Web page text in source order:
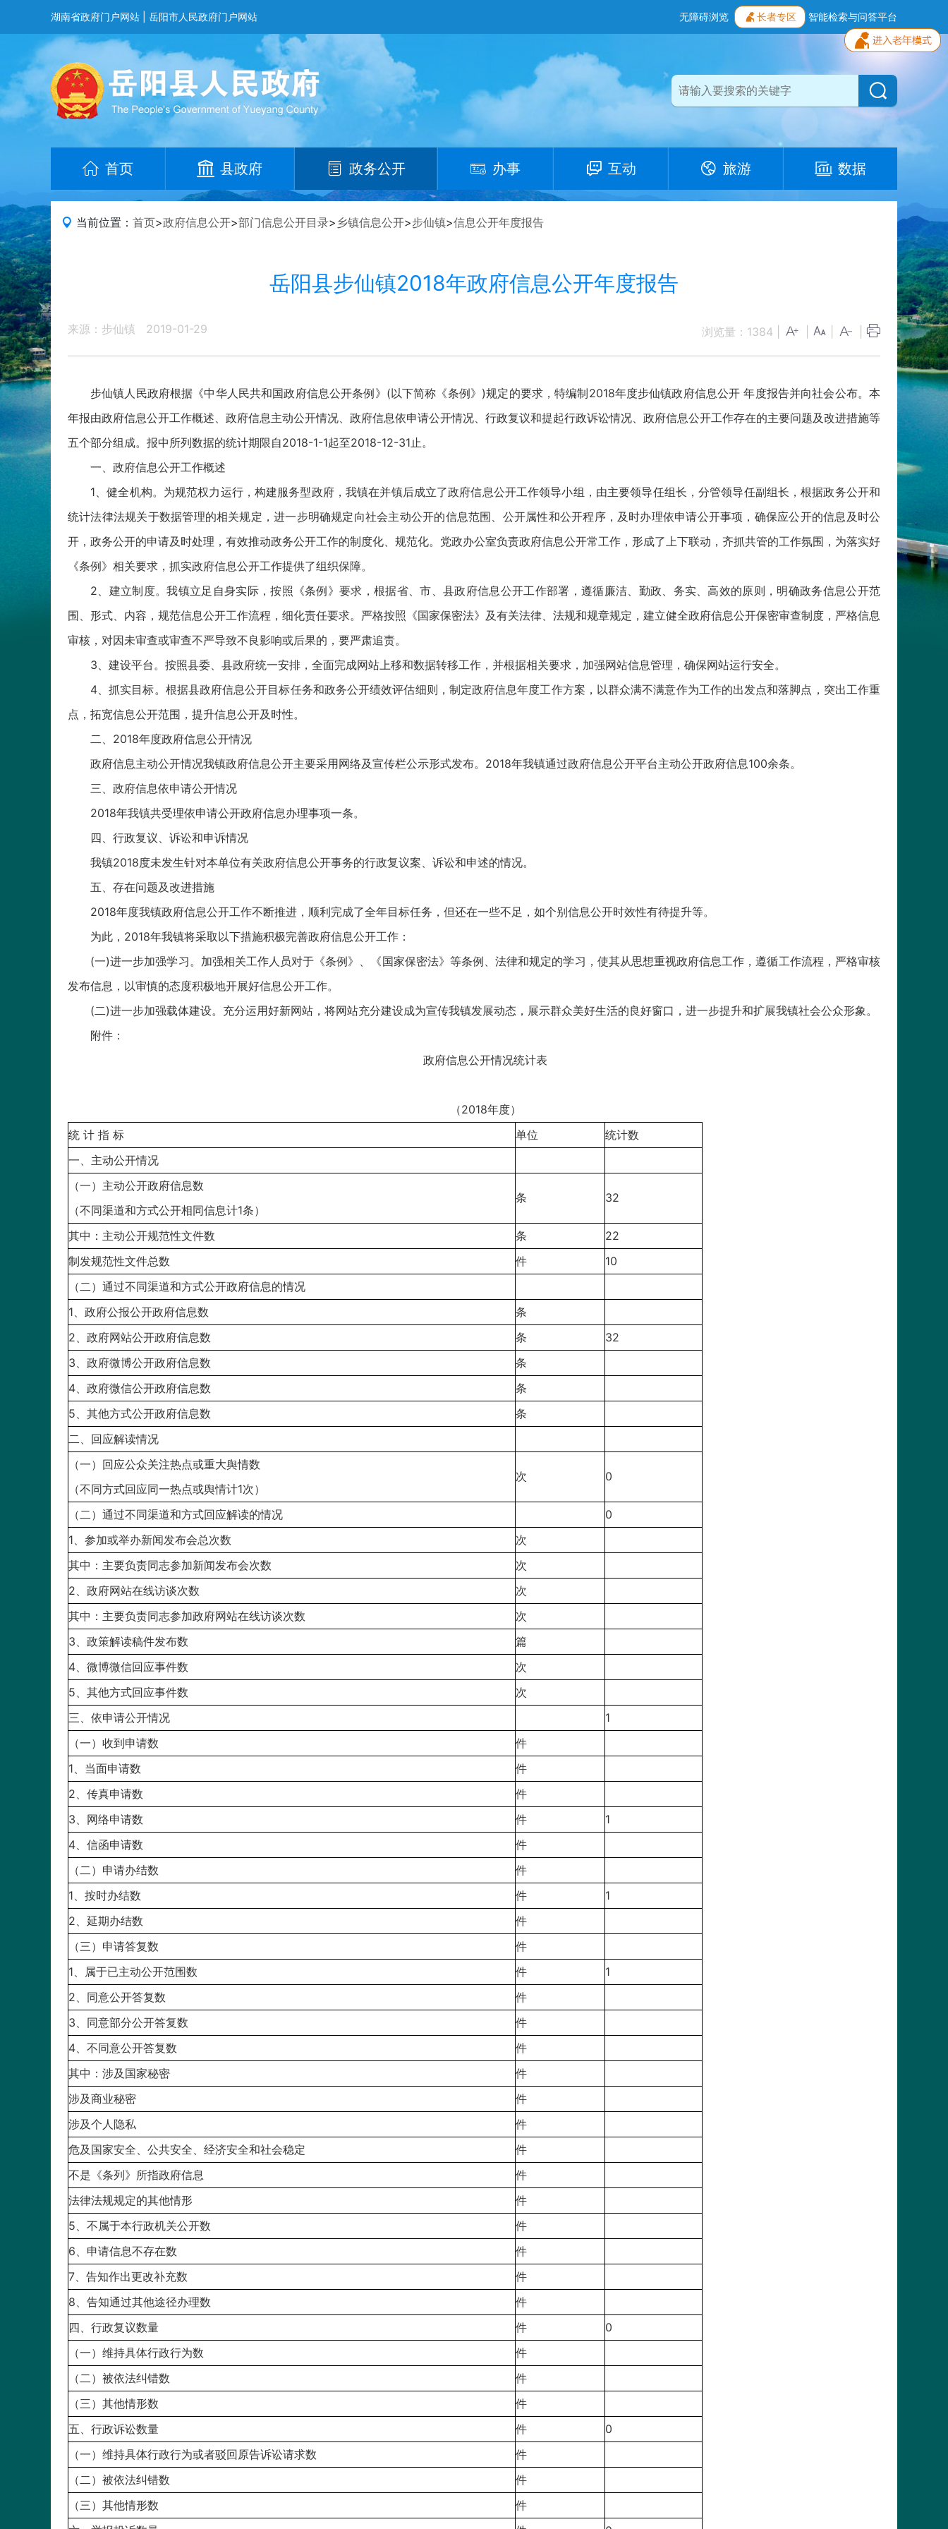
湖南省政府门户网站 岳阳市人民政府门户网站 无障碍浏览 长者专区 智能检索与问答平台
首页 县政府 政务公开 办事 互动 旅游 数据
当前位置： 首页>政府信息公开>部门信息公开目录> 乡镇信息公开>步仙镇>信息公开年度报告
岳阳县步仙镇2018年政府信息公开年度报告
来源：步仙镇 2019-01-29 浏览量： 1384
步仙镇人民政府根据《中华人民共和国政府信息公开条例》(以下简称《条例》)规定的要求，特编制2018年度步仙镇政府信息公开 年度报告并向社会公布。本
年报由政府信息公开工作概述、政府信息主动公开情况、政府信息依申请公开情况、行政复议和提起行政诉讼情况、政府信息公开工作存在的主要问题及改进措施等
五个部分组成。报中所列数据的统计期限自2018-1-1起至2018-12-31止。
一、政府信息公开工作概述
1、健全机构。为规范权力运行，构建服务型政府，我镇在并镇后成立了政府信息公开工作领导小组，由主要领导任组长，分管领导任副组长，根据政务公开和
统计法律法规关于数据管理的相关规定，进一步明确规定向社会主动公开的信息范围、公开属性和公开程序，及时办理依申请公开事项，确保应公开的信息及时公
开，政务公开的申请及时处理，有效推动政务公开工作的制度化、规范化。党政办公室负责政府信息公开常工作，形成了上下联动，齐抓共管的工作氛围，为落实好
《条例》相关要求，抓实政府信息公开工作提供了组织保障。
2、建立制度。我镇立足自身实际，按照《条例》要求，根据省、市、县政府信息公开工作部署，遵循廉洁、勤政、务实、高效的原则，明确政务信息公开范
围、形式、内容，规范信息公开工作流程，细化责任要求。严格按照《国家保密法》及有关法律、法规和规章规定，建立健全政府信息公开保密审查制度，严格信息
审核，对因未审查或审查不严导致不良影响或后果的，要严肃追责。
3、建设平台。按照县委、县政府统一安排，全面完成网站上移和数据转移工作，并根据相关要求，加强网站信息管理，确保网站运行安全。
4、抓实目标。根据县政府信息公开目标任务和政务公开绩效评估细则，制定政府信息年度工作方案，以群众满不满意作为工作的出发点和落脚点，突出工作重
点，拓宽信息公开范围，提升信息公开及时性。
二、2018年度政府信息公开情况
政府信息主动公开情况我镇政府信息公开主要采用网络及宣传栏公示形式发布。2018年我镇通过政府信息公开平台主动公开政府信息100余条。
三、政府信息依申请公开情况
2018年我镇共受理依申请公开政府信息办理事项一条。
四、行政复议、诉讼和申诉情况
我镇2018度未发生针对本单位有关政府信息公开事务的行政复议案、诉讼和申述的情况。
五、存在问题及改进措施
2018年度我镇政府信息公开工作不断推进，顺利完成了全年目标任务，但还在一些不足，如个别信息公开时效性有待提升等。
为此，2018年我镇将采取以下措施积极完善政府信息公开工作：
(一)进一步加强学习。加强相关工作人员对于《条例》、《国家保密法》等条例、法律和规定的学习，使其从思想重视政府信息工作，遵循工作流程，严格审核
发布信息，以审慎的态度积极地开展好信息公开工作。
(二)进一步加强载体建设。充分运用好新网站，将网站充分建设成为宣传我镇发展动态，展示群众美好生活的良好窗口，进一步提升和扩展我镇社会公众形象。
附件：
政府信息公开情况统计表
（2018年度）
统 计 指 标
单位
统计数
一、主动公开情况
（一）主动公开政府信息数
（不同渠道和方式公开相同信息计1条）
条 32
其中：主动公开规范性文件数 条
22
制发规范性文件总数
件
10
（二）通过不同渠道和方式公开政府信息的情况
1、政府公报公开政府信息数
条
2、政府网站公开政府信息数
条
32
3、政府微博公开政府信息数
条
4、政府微信公开政府信息数
条
5、其他方式公开政府信息数
条
二、回应解读情况
（一）回应公众关注热点或重大舆情数
（不同方式回应同一热点或舆情计1次）
次 0
（二）通过不同渠道和方式回应解读的情况
0
1、参加或举办新闻发布会总次数
次
其中：主要负责同志参加新闻发布会次数
次
2、政府网站在线访谈次数
次
其中：主要负责同志参加政府网站在线访谈次数
次
3、政策解读稿件发布数
篇
4、微博微信回应事件数
次
5、其他方式回应事件数
次
三、依申请公开情况
1
（一）收到申请数
件
1、当面申请数
件
2、传真申请数
件
3、网络申请数
件
1
4、信函申请数
件
（二）申请办结数
件
1、按时办结数
件
1
2、延期办结数
件
（三）申请答复数
件
1、属于已主动公开范围数
件
1
2、同意公开答复数
件
3、同意部分公开答复数
件
4、不同意公开答复数
件
其中：涉及国家秘密
件
涉及商业秘密
件
涉及个人隐私
件
危及国家安全、公共安全、经济安全和社会稳定
件
不是《条列》所指政府信息
件
法律法规规定的其他情形
件
5、不属于本行政机关公开数
件
6、申请信息不存在数
件
7、告知作出更改补充数
件
8、告知通过其他途径办理数
件
四、行政复议数量
件
0
（一）维持具体行政行为数
件
（二）被依法纠错数
件
（三）其他情形数
件
五、行政诉讼数量
件
0
（一）维持具体行政行为或者驳回原告诉讼请求数
件
（二）被依法纠错数
件
（三）其他情形数
件